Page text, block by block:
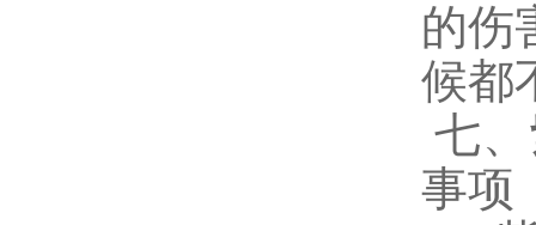
的伤
候都
七、
事项